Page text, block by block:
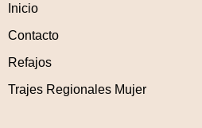
Inicio
Contacto
Refajos
Trajes Regionales Mujer